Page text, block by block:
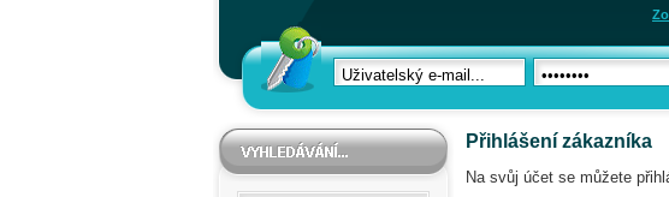
Přihlášení zákazníka
Na svůj účet se můžete